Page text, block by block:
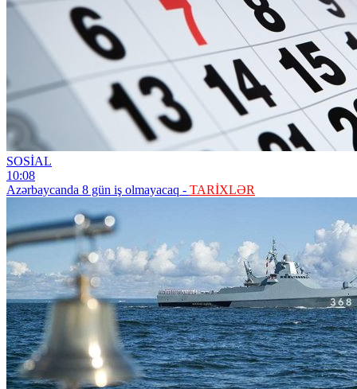
SOSİAL
10:08
Azərbaycanda 8 gün iş olmayacaq - TARİXLƏR